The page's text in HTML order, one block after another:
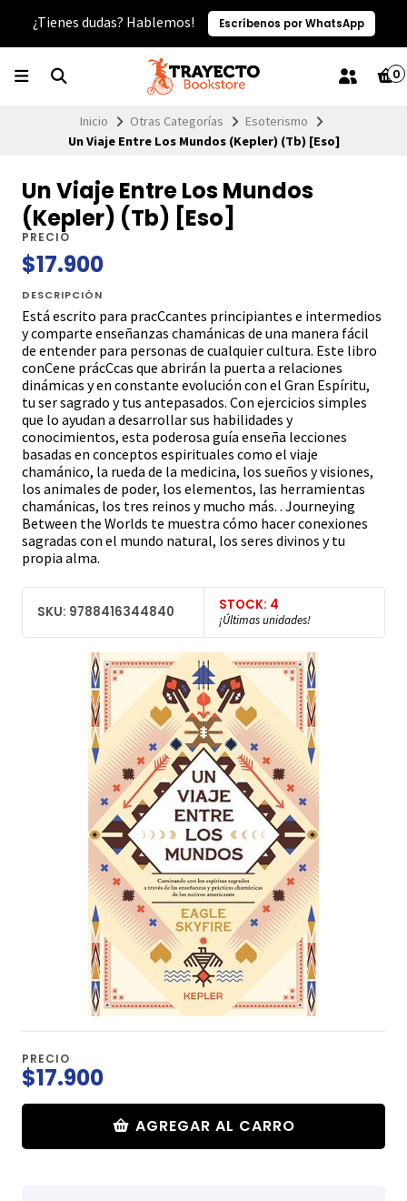
¿Tienes dudas? Hablemos! Escríbenos por WhatsApp
0
Inicio Otras Categorías
Esoterismo
Un Viaje Entre Los Mundos (Kepler) (Tb) [Eso]
Un Viaje Entre Los Mundos
(Kepler) (Tb) [Eso]
PRECIO
$17.900
DESCRIPCIÓN
Está escrito para pracCcantes principiantes e intermedios
y comparte enseñanzas chamánicas de una manera fácil
de entender para personas de cualquier cultura. Este libro
conCene prácCcas que abrirán la puerta a relaciones
dinámicas y en constante evolución con el Gran Espíritu,
tu ser sagrado y tus antepasados. Con ejercicios simples
que lo ayudan a desarrollar sus habilidades y
conocimientos, esta poderosa guía enseña lecciones
basadas en conceptos espirituales como el viaje
chamánico, la rueda de la medicina, los sueños y visiones,
los animales de poder, los elementos, las herramientas
chamánicas, los tres reinos y mucho más. . Journeying
Between the Worlds te muestra cómo hacer conexiones
sagradas con el mundo natural, los seres divinos y tu
propia alma.
SKU: 9788416344840 STOCK: 4
¡Últimas unidades!
PRECIO
$17.900
AGREGAR AL CARRO